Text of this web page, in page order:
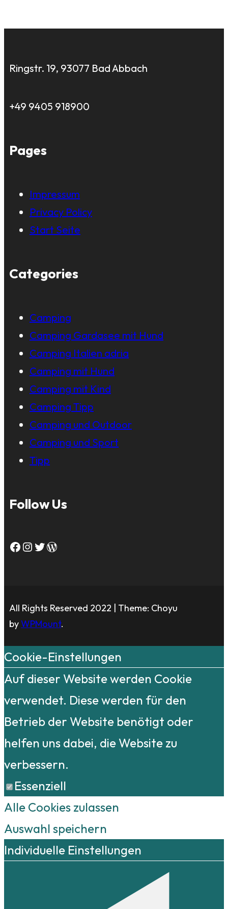
Ringstr. 19, 93077 Bad Abbach
+49 9405 918900
Pages
Impressum
Privacy Policy
Start Seite
Categories
Camping
Camping Gardasee mit Hund
Camping Italien adria
Camping mit Hund
Camping mit Kind
Camping Tipp
Camping und Outdoor
Camping und Sport
Tipp
Follow Us
Facebook Instagram Twitter WordPress
All Rights Reserved 2022 | Theme: Choyu
byWPMount.
Cookie-Einstellungen
Auf dieser Website werden Cookie
verwendet. Diese werden für den
Betrieb der Website benötigt oder
helfen uns dabei, die Website zu
verbessern.
Essenziell
Alle Cookies zulassen
Auswahl speichern
Individuelle Einstellungen